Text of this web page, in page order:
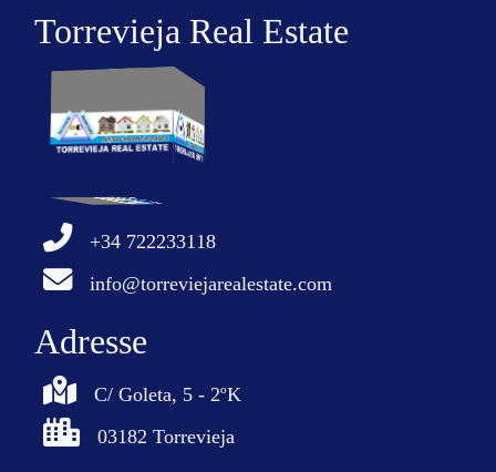
Torrevieja Real Estate
+34 722233118
info@torreviejarealestate.com
Adresse
C/ Goleta, 5 - 2ºK
03182 Torrevieja